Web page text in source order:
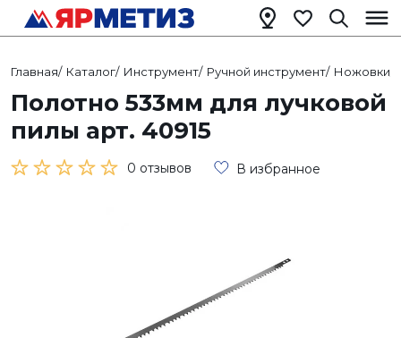
Главная/ Каталог/ Инструмент/ Ручной инструмент/ Ножовки
Полотно 533мм для лучковой
пилы арт. 40915
0 отзывов В избранное